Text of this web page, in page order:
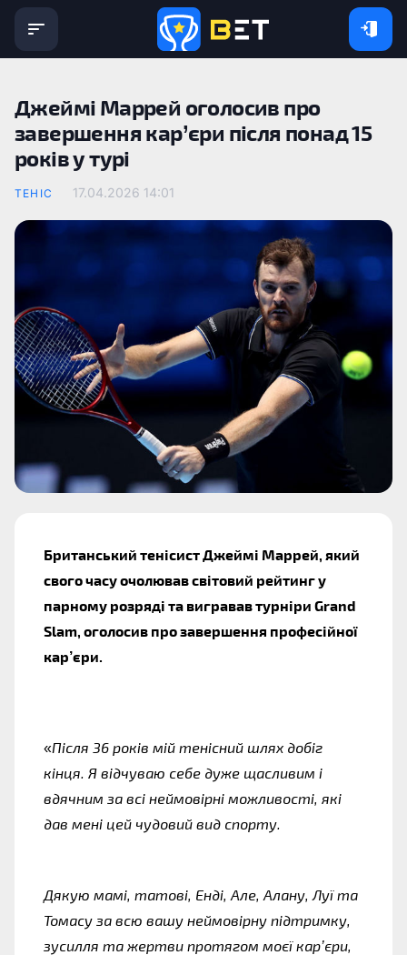
Джеймі Маррей оголосив про
завершення кар’єри після понад 15
років у турі
ТЕНІС 17.04.2026 14:01
Британський тенісист Джеймі Маррей, який
свого часу очолював світовий рейтинг у
парному розряді та вигравав турніри Grand
Slam, оголосив про завершення професійної
кар’єри.
«Після 36 років мій тенісний шлях добіг
кінця. Я відчуваю себе дуже щасливим і
вдячним за всі неймовірні можливості, які
дав мені цей чудовий вид спорту.
Дякую мамі, татові, Енді, Але, Алану, Луї та
Томасу за всю вашу неймовірну підтримку,
зусилля та жертви протягом моєї кар’єри,